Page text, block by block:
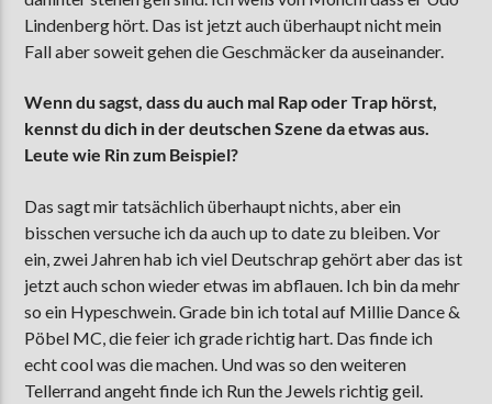
Lindenberg hört. Das ist jetzt auch überhaupt nicht mein
Fall aber soweit gehen die Geschmäcker da auseinander.
Wenn du sagst, dass du auch mal Rap oder Trap hörst,
kennst du dich in der deutschen Szene da etwas aus.
Leute wie Rin zum Beispiel?
Das sagt mir tatsächlich überhaupt nichts, aber ein
bisschen versuche ich da auch up to date zu bleiben. Vor
ein, zwei Jahren hab ich viel Deutschrap gehört aber das ist
jetzt auch schon wieder etwas im abflauen. Ich bin da mehr
so ein Hypeschwein. Grade bin ich total auf Millie Dance &
Pöbel MC, die feier ich grade richtig hart. Das finde ich
echt cool was die machen. Und was so den weiteren
Tellerrand angeht finde ich Run the Jewels richtig geil.